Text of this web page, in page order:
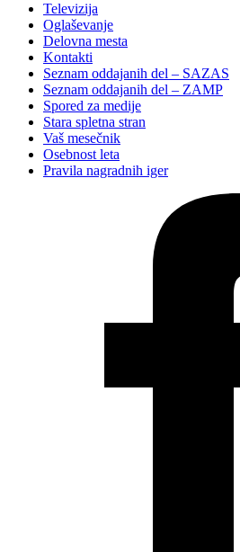
Televizija
Oglaševanje
Delovna mesta
Kontakti
Seznam oddajanih del – SAZAS
Seznam oddajanih del – ZAMP
Spored za medije
Stara spletna stran
Vaš mesečnik
Osebnost leta
Pravila nagradnih iger